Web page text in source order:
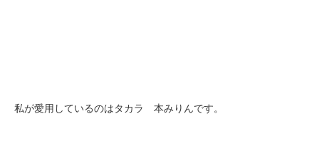
私が愛用しているのはタカラ 本みりんです。